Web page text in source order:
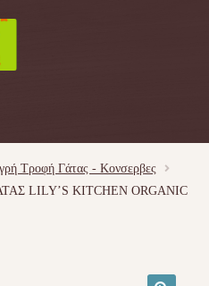
Τροφή Γάτας - Kονσερβες
LILY’S KITCHEN ORGANIC